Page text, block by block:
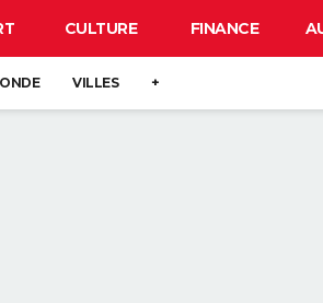
CULTURE FINANCE
VILLES +